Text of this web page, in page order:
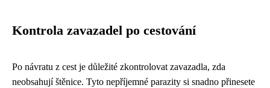
Kontrola zavazadel po cestování
Po návratu z cest je důležité zkontrolovat zavazadla, zda
neobsahují štěnice. Tyto nepříjemné parazity si snadno přinesete